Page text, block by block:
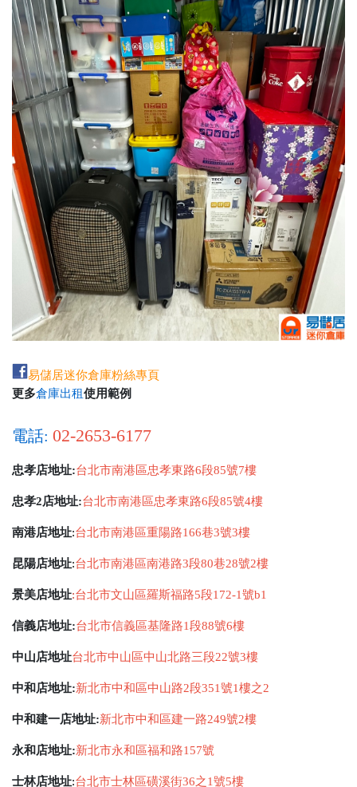
易儲居迷你倉庫粉絲專頁
更多倉庫出租使用範例
電話: 02-2653-6177
忠孝店地址:台北市南港區忠孝東路6段85號7樓
忠孝2店地址:台北市南港區忠孝東路6段85號4樓
南港店地址:台北市南港區重陽路166巷3號3樓
昆陽店地址:台北市南港區南港路3段80巷28號2樓
景美店地址:台北市文山區羅斯福路5段172-1號b1
信義店地址:台北市信義區基隆路1段88號6樓
中山店地址台北市中山區中山北路三段22號3樓
中和店地址:新北市中和區中山路2段351號1樓之2
中和建一店地址:新北市中和區建一路249號2樓
永和店地址:新北市永和區福和路157號
士林店地址:台北市士林區磺溪街36之1號5樓